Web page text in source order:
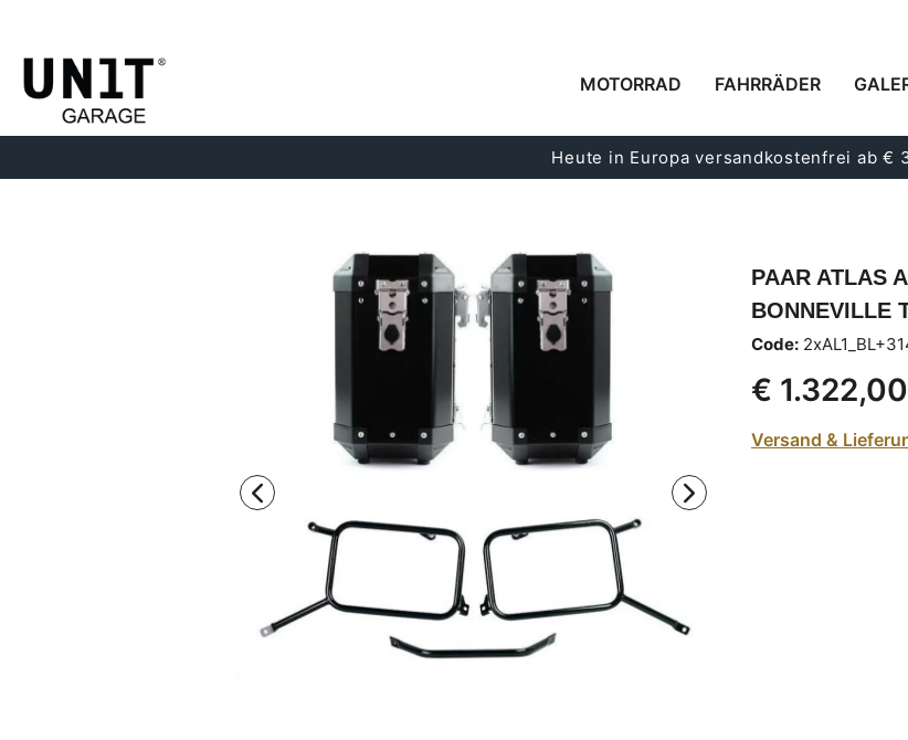
MOTORRAD FAHRRÄDER
Heute in Europa versandkostenfrei ab €
PAAR ATLAS
BONNEVILLE
Code:
€ 1.322,00
Versand &